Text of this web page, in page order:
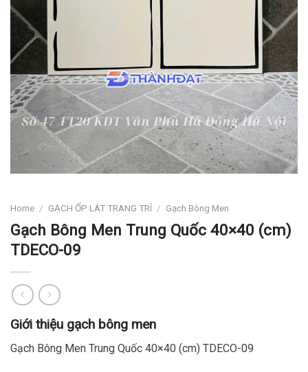
Home / GẠCH ỐP LÁT TRANG TRÍ / Gạch Bông Men
Gạch Bông Men Trung Quốc 40×40 (cm)
TDECO-09
Giới thiệu gạch bông men
Gạch Bông Men Trung Quốc 40×40 (cm) TDECO-09